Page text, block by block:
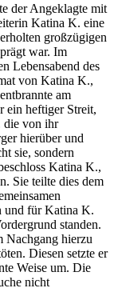
der Angeklagte mit
Katina K. eine
großzügigen
war. Im
Lebensabend des
von Katina K.,
am
ein heftiger Streit,
die von ihr
hierüber und
sie, sondern
Katina K.,
Sie teilte dies dem
und für Katina K.
standen.
Nachgang hierzu
Diesen setzte er
Weise um. Die
nicht